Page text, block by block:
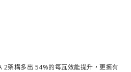
架構多出 54%的每瓦效能提升，更擁有